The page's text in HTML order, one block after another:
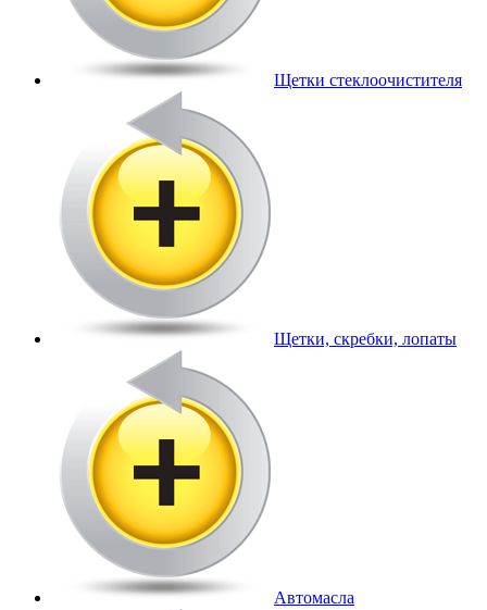
Щетки стеклоочистителя
Щетки, скребки, лопаты
Автомасла